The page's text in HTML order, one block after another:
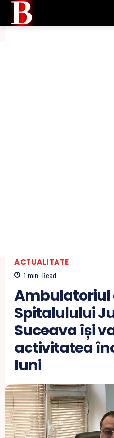
ACTUALITATE
1 min. Read
Ambulatoriul
Spitalulului
Suceava își
activitatea
luni